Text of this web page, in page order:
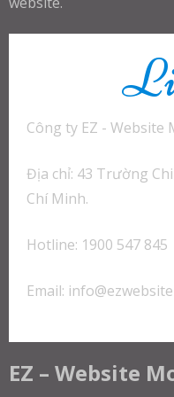
Công ty EZ - Website
Địa chỉ: 43 Trường
Chí Minh.
Hotline: 1900 547 845
Email:
EZ – Website